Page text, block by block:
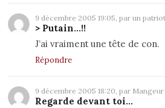
9 décembre 2005 19:05, par un
> Putain...!!
J’ai vraiment une tête de con.
Répondre
9 décembre 2005 18:20, par Mangeur
Regarde devant toi...